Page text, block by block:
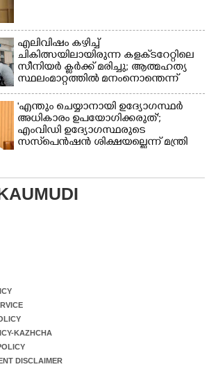
എലിവിഷം കഴിച്ച്
ചികിത്സയിലായിരുന്ന കളക്‌ടറേറ്റിലെ
സീനിയർ ക്ലർക്ക് മരിച്ചു; ആത്മഹത്യ
സ്ഥലംമാറ്റത്തിൽ മനംനൊന്തെന്ന്
സംശയം
'എന്തും ചെയ്യാനായി ഉദ്യോഗസ്ഥർ
അധികാരം ഉപയോഗിക്കരുത്';
എംവിഡി ഉദ്യോഗസ്ഥരുടെ
സസ്‌പെൻഷൻ ശിക്ഷയല്ലെന്ന് മന്ത്രി
KAZHCHA
DISCLAIMER